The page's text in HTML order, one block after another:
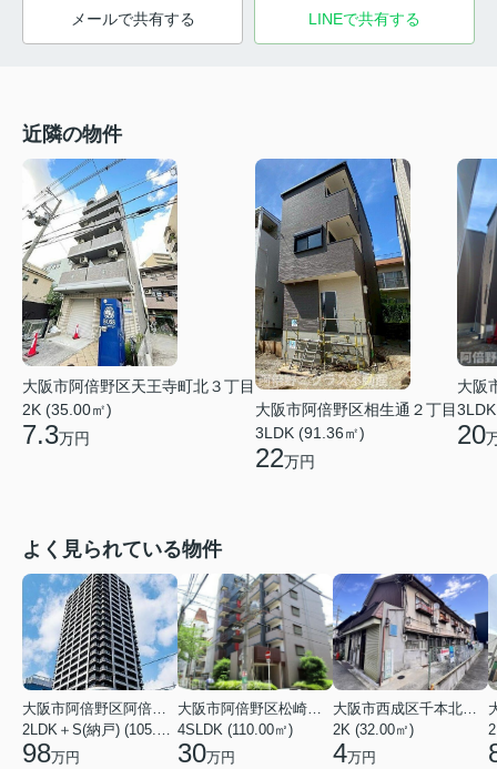
メールで共有する LINEで共有する
近隣の物件
大阪市阿倍野区天王寺町北３丁目
2K (35.00㎡)
7.3万円
大阪市阿倍野区相生通２丁目
3LDK (91.36㎡)
22万円
大阪
20
よく見られている物件
98万円
4SLDK (110.00㎡)
30万円
2K (32.00㎡)
4万円